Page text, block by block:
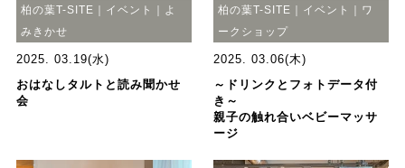
柏の葉T-SITE｜イベント｜よ
みきかせ
2025. 03.19(水)
おはなしタルトと読み聞かせ
会
柏の葉T-SITE｜イベント｜ワ
ークショップ
2025. 03.06(木)
～ドリンクとフォトデータ付
き～
親子の触れ合いベビーマッサ
ージ